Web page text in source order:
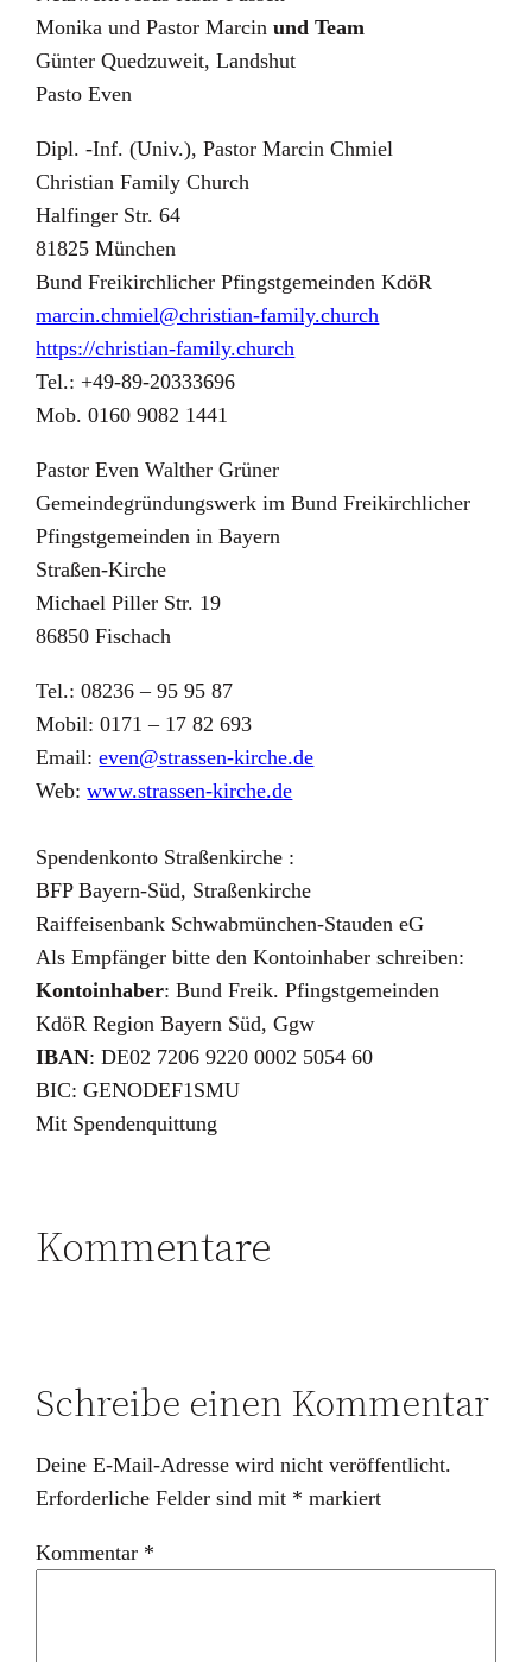
Monika und Pastor Marcinund Team
Günter Quedzuweit, Landshut
Pasto Even
Dipl. -Inf. (Univ.), Pastor Marcin Chmiel
Christian Family Church
Halfinger Str. 64
81825 München
Bund Freikirchlicher Pfingstgemeinden KdöR
marcin.chmiel@christian-family.church
https://christian-family.church
Tel.: +49-89-20333696
Mob. 0160 9082 1441
Pastor Even Walther Grüner
Gemeindegründungswerk im Bund Freikirchlicher
Pfingstgemeinden in Bayern
Straßen-Kirche
Michael Piller Str. 19
86850 Fischach
Tel.: 08236 – 95 95 87
Mobil: 0171 – 17 82 693
Email:even@strassen-kirche.de
Web:www.strassen-kirche.de
Spendenkonto Straßenkirche :
BFP Bayern-Süd, Straßenkirche
Raiffeisenbank Schwabmünchen-Stauden eG
Als Empfänger bitte den Kontoinhaber schreiben:
Kontoinhaber: Bund Freik. Pfingstgemeinden
KdöR Region Bayern Süd, Ggw
IBAN: DE02 7206 9220 0002 5054 60
BIC: GENODEF1SMU
Mit Spendenquittung
Kommentare
Schreibe einen Kommentar
Deine E-Mail-Adresse wird nicht veröffentlicht.
Erforderliche Felder sind mit * markiert
Kommentar *